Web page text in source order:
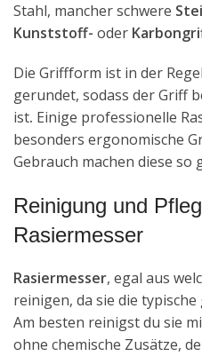
Stahl, mancher schwere
Kunststoff- oder
Die Griffform ist in der
gerundet, sodass der Griff
ist. Einige professionelle
besonders ergonomische
Gebrauch machen diese so
Reinigung und
Rasiermesser
Rasiermesser, egal aus
reinigen, da sie die
Am besten reinigst du sie
ohne chemische Zusätze,